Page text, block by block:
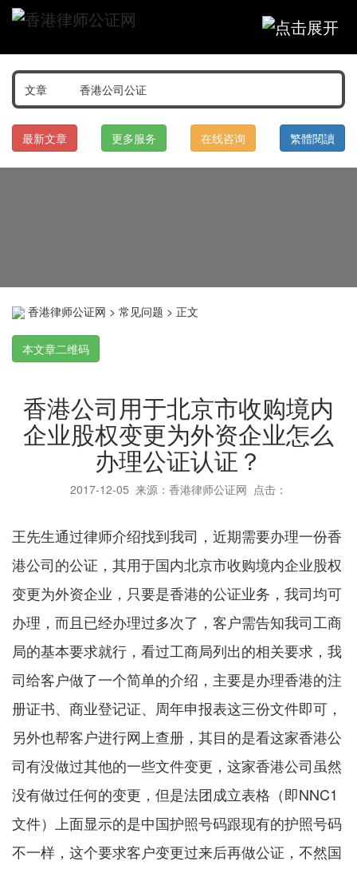
最新文章 更多服务 在线咨询 繁體閱讀
香港律师公证网 > 常见问题 > 正文
本文章二维码
香港公司用于北京市收购境内
企业股权变更为外资企业怎么
办理公证认证？
2017-12-05 来源：香港律师公证网 点击：
王先生通过律师介绍找到我司，近期需要办理一份香
港公司的公证，其用于国内北京市收购境内企业股权
变更为外资企业，只要是香港的公证业务，我司均可
办理，而且已经办理过多次了，客户需告知我司工商
局的基本要求就行，看过工商局列出的相关要求，我
司给客户做了一个简单的介绍，主要是办理香港的注
册证书、商业登记证、周年申报表这三份文件即可，
另外也帮客户进行网上查册，其目的是看这家香港公
司有没做过其他的一些文件变更，这家香港公司虽然
没有做过任何的变更，但是法团成立表格（即NNC1
文件）上面显示的是中国护照号码跟现有的护照号码
不一样，这个要求客户变更过来后再做公证，不然国